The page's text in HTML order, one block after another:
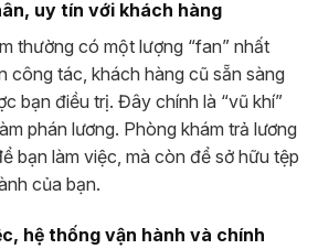
uy tín với khách hàng
thường có một lượng “fan” nhất
công tác, khách hàng cũ sẵn sàng
bạn điều trị. Đây chính là “vũ khí”
phán lương. Phòng khám trả lương
bạn làm việc, mà còn để sở hữu tệp
của bạn.
hệ thống vận hành và chính